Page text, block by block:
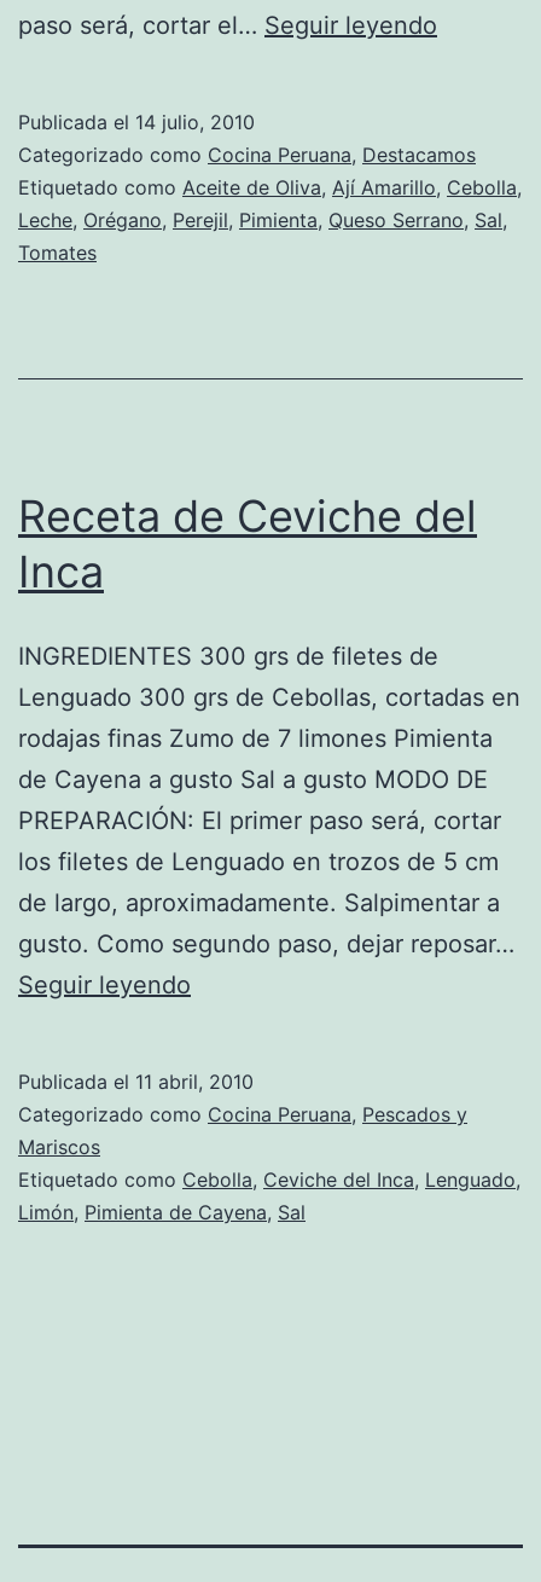
paso será, cortar el… Seguir leyendo
de
Queso
Publicada el 14 julio, 2010
Categorizado como Cocina Peruana, Destacamos
Etiquetado como Aceite de Oliva, Ají Amarillo, Cebolla,
Leche, Orégano, Perejil, Pimienta, Queso Serrano, Sal,
Tomates
Receta de Ceviche del
Inca
INGREDIENTES 300 grs de filetes de
Lenguado 300 grs de Cebollas, cortadas en
rodajas finas Zumo de 7 limones Pimienta
de Cayena a gusto Sal a gusto MODO DE
PREPARACIÓN: El primer paso será, cortar
los filetes de Lenguado en trozos de 5 cm
de largo, aproximadamente. Salpimentar a
gusto. Como segundo paso, dejar reposar…
Seguir leyendo
del
Publicada el 11 abril, 2010
Categorizado como Cocina Peruana, Pescados y
Mariscos
Etiquetado como Cebolla, Ceviche del Inca, Lenguado,
Limón, Pimienta de Cayena, Sal